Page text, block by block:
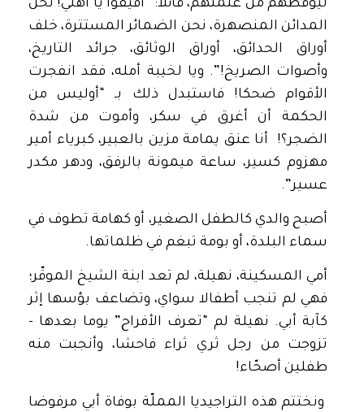
ليوقظهم من عتمتهم، قائلا: “أفيقوا يا أهلي! نحن
المدائن المنصهرة، نحن الضمائر المستترة، خلف
أوراق الحدائق، أوراق الوثائق، جرائد التاريخ،
وأصوات الصريخ!”. ويا لخيبة أمله، فقد انفجرت
الأقوام ضحكا! فاستبدل ذلك بـ “أوليس من
الحكمة أن أغرق في سكر، وأموت من شدة
الضجر؟! أنا عنق يمامة مزين بالعبير، كبرياء أمير
مهزوم كسير، ساعة ميمونة بالرفق، ودهر مكدر
عسير”.
أصبح والدي كالطفل الصغير، أو كهامة تطوف في
سماء البلدة، أو بومة تبغم في ظلماتها.
أمي المسكينة، نهيلة، لم تعد ابنة الشيخ الموقّر؛
فهي لم تنجب أطفالا سواي، وتضاعف بؤسها إثر
كآبة أبي. نهيلة لم “تعرف الأفراح” يوما بعدها –
تزوجت من رجل ثري ثراء فاحشا، وأنجبت منه
طفلين أصحّاء!
ونختتم هذه التراجيديا المملّة بوفاة أبي مرفوضا